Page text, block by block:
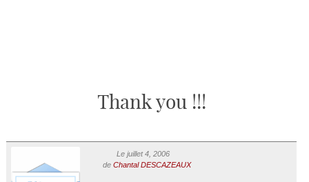
Thank you !!!
Le juillet 4, 2006
de Chantal DESCAZEAUX